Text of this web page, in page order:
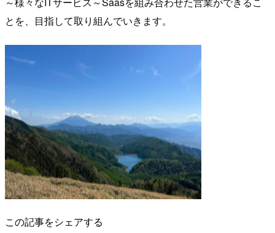
とを、目指して取り組んでいきます。
この記事をシェアする